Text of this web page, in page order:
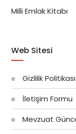
Milli Emlak Kitabı
Web Sitesi
Gizlilik Politikası
İletişim Formu
Mevzuat